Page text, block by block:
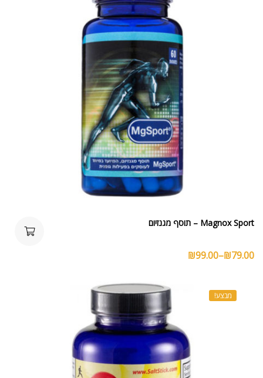
Magnox Sport – תוסף מגנזיום
₪79.00
–
₪99.00
מבצע!